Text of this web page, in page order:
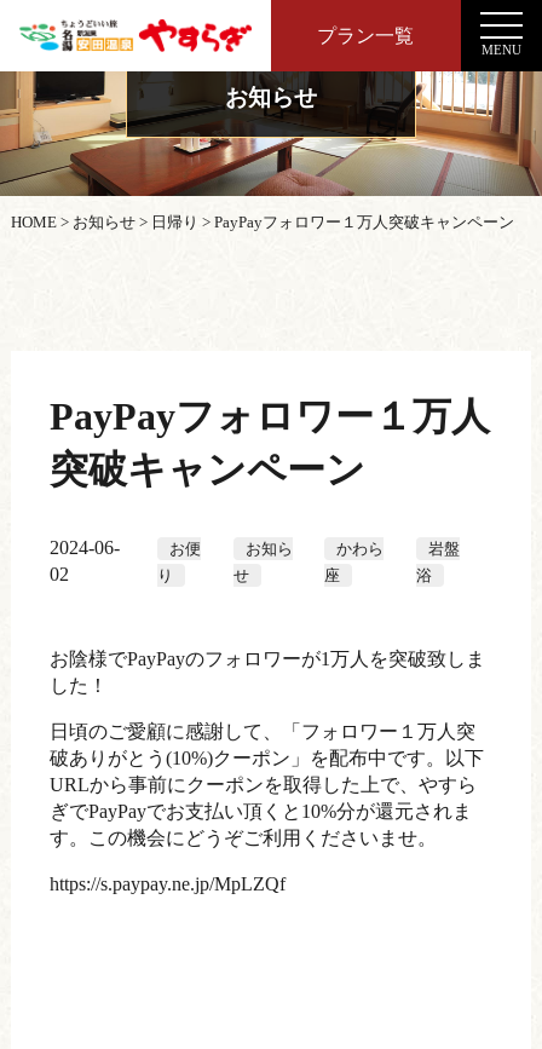
プラン一覧
MENU
お知らせ
HOME> お知らせ> 日帰り > PayPayフォロワー１万人突破キャンペーン
PayPayフォロワー１万人
突破キャンペーン
2024-06-
02
お便
り
お知ら
せ
かわら
座
岩盤
浴
お陰様でPayPayのフォロワーが1万人を突破致しま
した！
日頃のご愛顧に感謝して、「フォロワー１万人突
破ありがとう(10%)クーポン」を配布中です。以下
URLから事前にクーポンを取得した上で、やすら
ぎでPayPayでお支払い頂くと10%分が還元されま
す。この機会にどうぞご利用くださいませ。
https://s.paypay.ne.jp/MpLZQf